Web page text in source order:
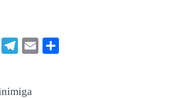
LinkedIn
Telegram
Email